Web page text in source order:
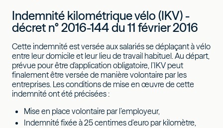
Indemnité kilométrique vélo (IKV) -
décret n° 2016-144 du 11 février 2016
Cette indemnité est versée aux salariés se déplaçant à vélo
entre leur domicile et leur lieu de travail habituel. Au départ,
prévue pour être d'application obligatoire, l’IKV peut
finalement être versée de manière volontaire par les
entreprises. Les conditions de mise en œuvre de cette
indemnité ont été précisées :
Mise en place volontaire par l’employeur,
Indemnité fixée à 25 centimes d’euro par kilomètre,